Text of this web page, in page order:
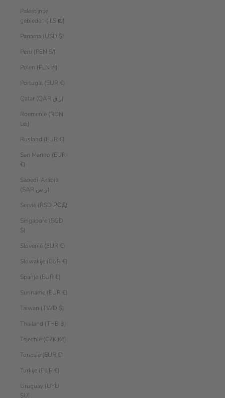
Palestijnse
gebieden (ILS ₪)
Panama (USD $)
Peru (PEN S/)
Polen (PLN zł)
Portugal (EUR €)
Qatar (QAR ر.ق)
Roemenië (RON
Lei)
Rusland (EUR €)
San Marino (EUR
€)
Saoedi-Arabië
(SAR ر.س)
Servië (RSD РСД)
Singapore (SGD
$)
Slovenië (EUR €)
Slowakije (EUR €)
Spanje (EUR €)
Suriname (EUR €)
Taiwan (TWD $)
Thailand (THB ฿)
Tsjechië (CZK Kč)
Tunesië (EUR €)
Turkije (EUR €)
Uruguay (UYU
$U)